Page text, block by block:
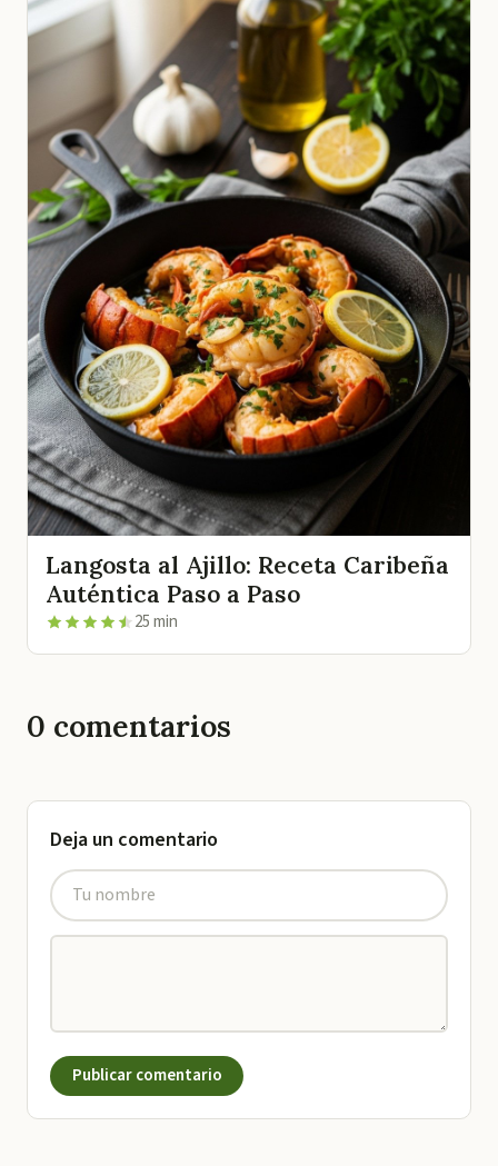
Langosta al Ajillo: Receta Caribeña
Auténtica Paso a Paso
25 min
0 comentarios
Deja un comentario
Publicar comentario